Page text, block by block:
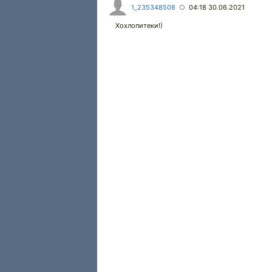
1_235348508 ○ 04:18 30.06.2021
Хохлопитеки!)